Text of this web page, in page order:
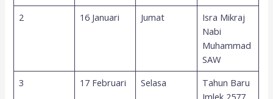
2
16 Januari Jumat
Isra Mikraj
Nabi
Muhammad
SAW
3
17 Februari Selasa
Tahun Baru